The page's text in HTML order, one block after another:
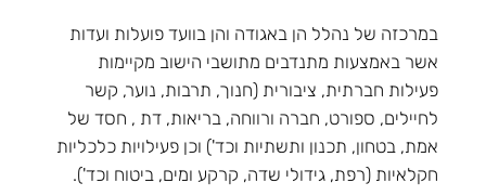
במרכזה של נהלל הן באגודה והן בוועד פועלות ועדות
אשר באמצעות מתנדבים מתושבי הישוב מקיימות
פעילות חברתית, ציבורית (חנוך, תרבות, נוער, קשר
לחיילים, ספורט, חברה ורווחה, בריאות, דת , חסד של
אמת, בטחון, תכנון ותשתיות וכד') וכן פעילויות כלכליות
חקלאיות (רפת, גידולי שדה, קרקע ומים, ביטוח וכד').